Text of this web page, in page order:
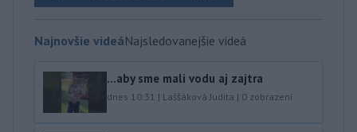
Najnovšie videáNajsledovanejšie videá
...aby sme mali vodu aj zajtra
dnes 10:31 | Laššáková Judita | 0 zobrazení